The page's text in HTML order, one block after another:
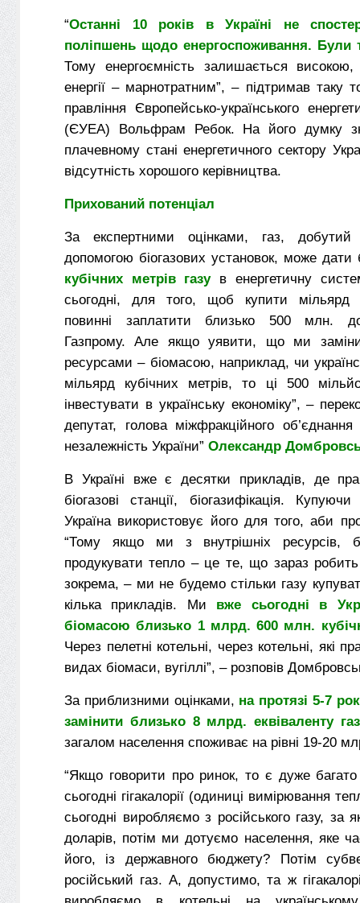
“Останні 10 років в Україні не
поліпшень щодо енергоспоживання. Були
Тому енергоємність залишається
енергії – марнотратним”, – підтримав таку
правління Європейсько-українського
(ЄУЕА) Вольфрам Ребок. На його думку
плачевному стані енергетичного сектору
відсутність хорошого керівництва.
Прихований потенціал
За експертними оцінками, газ,
допомогою біогазових установок, може
кубічних метрів газу в енергетичну
сьогодні, для того, щоб купити мільярд
повинні заплатити близько 500 млн.
Газпрому. Але якщо уявити, що ми
ресурсами – біомасою, наприклад, чи
мільярд кубічних метрів, то ці 500
інвестувати в українську економіку”, –
депутат, голова міжфракційного об’єднання
незалежність України” Олександр
В Україні вже є десятки прикладів, де
біогазові станції, біогазифікація.
Україна використовує його для того, аби
“Тому якщо ми з внутрішніх ресурсів,
продукувати тепло – це те, що зараз
зокрема, – ми не будемо стільки газу
кілька прикладів. Ми вже сьогодні в
біомасою близько 1 млрд. 600 млн.
Через пелетні котельні, через котельні, які
видах біомаси, вугіллі”, – розповів
За приблизними оцінками, на протязі 5-7
замінити близько 8 млрд. еквіваленту
загалом населення споживає на рівні 19-20
“Якщо говорити про ринок, то є дуже
сьогодні гігакалорії (одиниці вимірювання
сьогодні виробляємо з російського газу, за
доларів, потім ми дотуємо населення, яке
його, із державного бюджету? Потім
російський газ. А, допустимо, та ж